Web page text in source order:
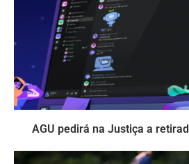
AGU pedirá na Justiça a